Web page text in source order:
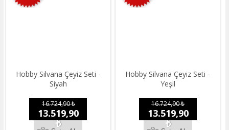
Hobby Silvana Çeyiz Seti -
Siyah
16.724,90 ₺
13.519,90
₺
Hobby Silvana Çeyiz Seti -
Yeşil
16.724,90 ₺
13.519,90
₺